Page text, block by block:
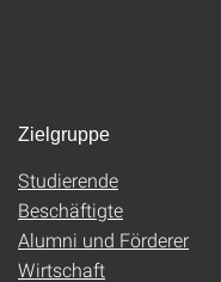
Zielgruppe
Studierende
Beschäftigte
Alumni und Förderer
Wirtschaft